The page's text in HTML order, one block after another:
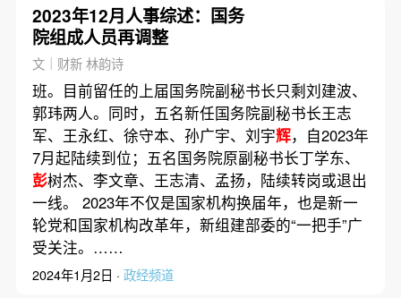
2023年12月人事综述：国务
院组成人员再调整
文｜财新 林韵诗
班。目前留任的上届国务院副秘书长只剩刘建波、
郭玮两人。同时，五名新任国务院副秘书长王志
军、王永红、徐守本、孙广宇、刘宇辉，自2023年
7月起陆续到位；五名国务院原副秘书长丁学东、
彭树杰、李文章、王志清、孟扬，陆续转岗或退出
一线。 2023年不仅是国家机构换届年，也是新一
轮党和国家机构改革年，新组建部委的“一把手”广
受关注。……
2024年1月2日 · 政经频道